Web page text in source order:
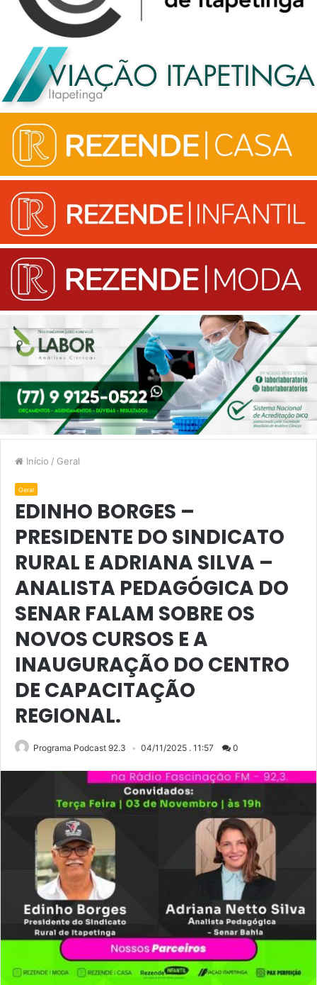
Início / Geral
Geral
EDINHO BORGES –
PRESIDENTE DO SINDICATO
RURAL E ADRIANA SILVA –
ANALISTA PEDAGÓGICA DO
SENAR FALAM SOBRE OS
NOVOS CURSOS E A
INAUGURAÇÃO DO CENTRO
DE CAPACITAÇÃO
REGIONAL.
Programa Podcast 92.3 04/11/2025 . 11:57 0